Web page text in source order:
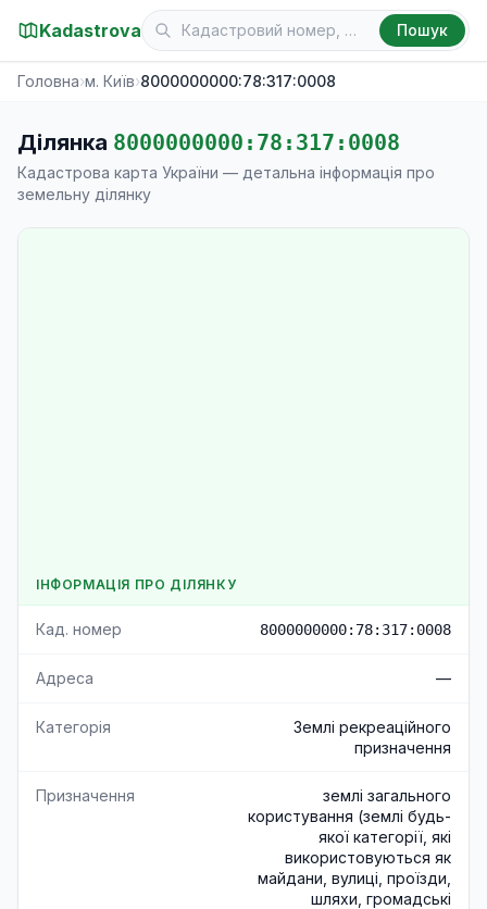
Kadastrova Пошук
Головна›м. Київ›8000000000:78:317:0008
Ділянка 8000000000:78:317:0008
Кадастрова карта України — детальна інформація про
земельну ділянку
ІНФОРМАЦІЯ ПРО ДІЛЯНКУ
Кад. номер 8000000000:78:317:0008
Адреса —
Категорія
Землі рекреаційного
призначення
Призначення
землі загального
користування (землі будь-
якої категорії, які
використовуються як
майдани, вулиці, проїзди,
шляхи, громадські